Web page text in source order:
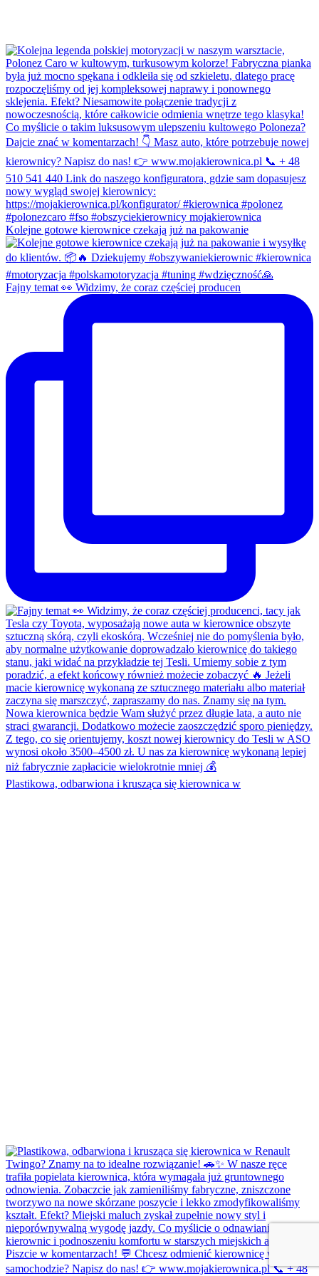
Kolejne gotowe kierownice czekają już na pakowanie
Fajny temat 👀 Widzimy, że coraz częściej producen
Plastikowa, odbarwiona i krusząca się kierownica w